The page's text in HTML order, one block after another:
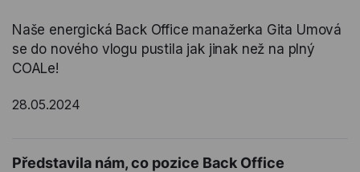
Naše energická Back Office manažerka Gita Umová
se do nového vlogu pustila jak jinak než na plný
COALe!
28.05.2024
Představila nám, co pozice Back Office